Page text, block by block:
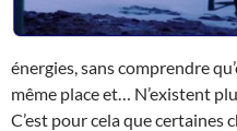
énergies, sans comprendre
même place et… N’existent
C’est pour cela que certaines